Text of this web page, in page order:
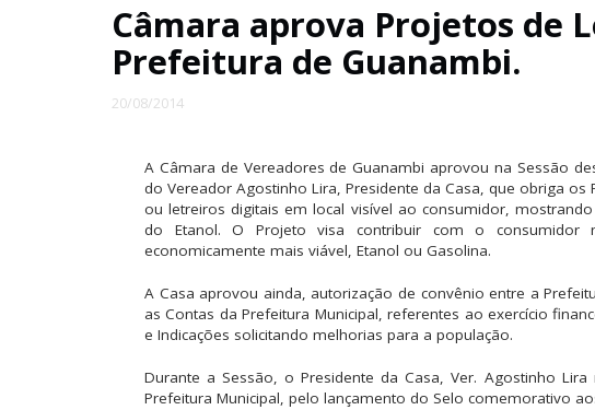
Câmara aprova Projetos de
Prefeitura de Guanambi.
20/08/2014
A Câmara de Vereadores de Guanambi aprovou na Sessão
do Vereador Agostinho Lira, Presidente da Casa, que obriga
ou letreiros digitais em local visível ao consumidor,
do Etanol. O Projeto visa contribuir com o
economicamente mais viável, Etanol ou Gasolina.
A Casa aprovou ainda, autorização de convênio entre a
as Contas da Prefeitura Municipal, referentes ao exercício
e Indicações solicitando melhorias para a população.
Durante a Sessão, o Presidente da Casa, Ver. Agostinho
Prefeitura Municipal, pelo lançamento do Selo comemorativo